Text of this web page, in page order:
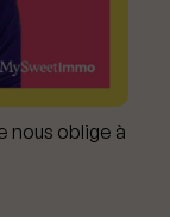
nous oblige à